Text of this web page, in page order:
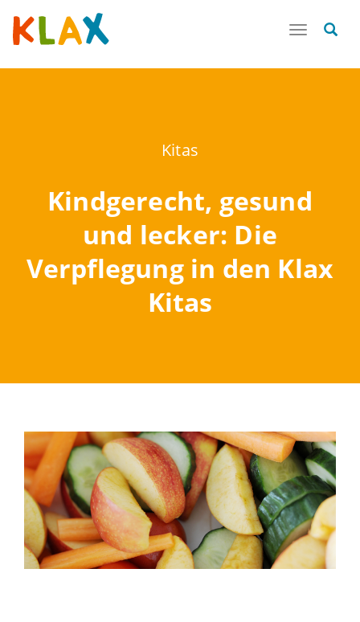
Toggle
Kitas
Kindgerecht, gesund
und lecker: Die
Verpflegung in den Klax
Kitas